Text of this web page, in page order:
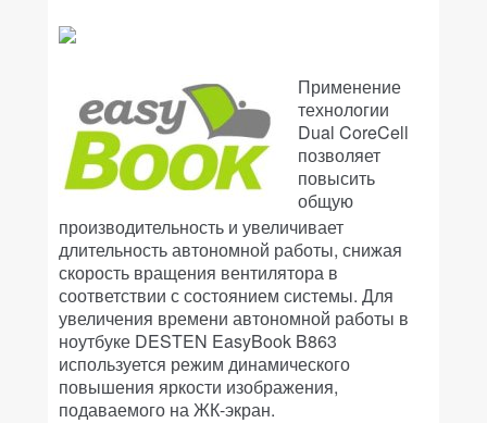
Применение
технологии
Dual CoreCell
позволяет
повысить
общую
производительность и увеличивает
длительность автономной работы, снижая
скорость вращения вентилятора в
соответствии с состоянием системы. Для
увеличения времени автономной работы в
ноутбуке DESTEN EasyBook B863
используется режим динамического
повышения яркости изображения,
подаваемого на ЖК-экран.